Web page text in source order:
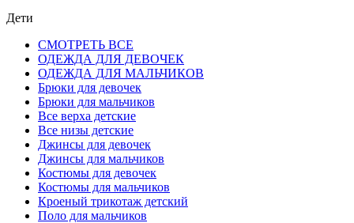
Дети
СМОТРЕТЬ ВСЕ
ОДЕЖДА ДЛЯ ДЕВОЧЕК
ОДЕЖДА ДЛЯ МАЛЬЧИКОВ
Брюки для девочек
Брюки для мальчиков
Все верха детские
Все низы детские
Джинсы для девочек
Джинсы для мальчиков
Костюмы для девочек
Костюмы для мальчиков
Кроеный трикотаж детский
Поло для мальчиков